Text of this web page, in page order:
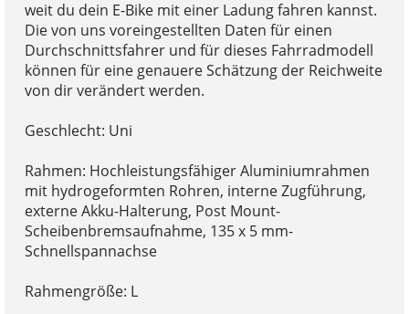
weit du dein E-Bike mit einer Ladung fahren kannst.
Die von uns voreingestellten Daten für einen
Durchschnittsfahrer und für dieses Fahrradmodell
können für eine genauere Schätzung der Reichweite
von dir verändert werden.
Geschlecht: Uni
Rahmen: Hochleistungsfähiger Aluminiumrahmen
mit hydrogeformten Rohren, interne Zugführung,
externe Akku-Halterung, Post Mount-
Scheibenbremsaufnahme, 135 x 5 mm-
Schnellspannachse
Rahmengröße: L